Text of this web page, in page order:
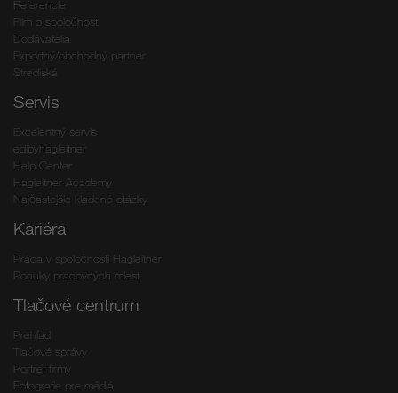
Referencie
Film o spoločnosti
Dodávatelia
Exportný/obchodný partner
Strediská
Servis
Excelentný servis
edibyhagleitner
Help Center
Hagleitner Academy
Najčastejšie kladené otázky
Kariéra
Práca v spoločnosti Hagleitner
Ponuky pracovných miest
Tlačové centrum
Prehľad
Tlačové správy
Portrét firmy
Fotografie pre médiá